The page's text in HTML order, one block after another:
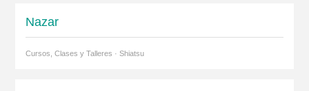
Nazar
Cursos, Clases y Talleres · Shiatsu